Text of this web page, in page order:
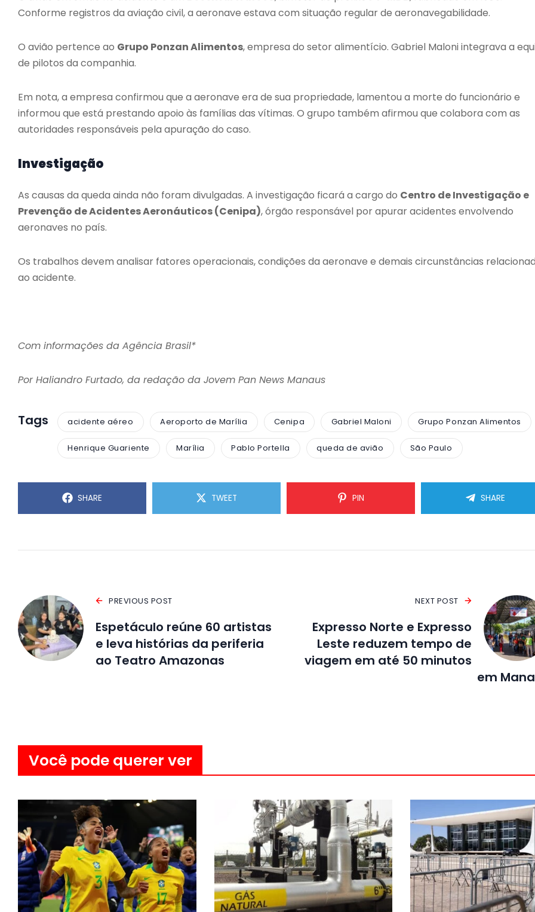
Conforme registros da aviação civil, a aeronave estava com situação regular de aeronavegabilidade.
O avião pertence ao Grupo Ponzan Alimentos, empresa do setor alimentício. Gabriel Maloni integrava a
de pilotos da companhia.
Em nota, a empresa confirmou que a aeronave era de sua propriedade, lamentou a morte do funcionário e
informou que está prestando apoio às famílias das vítimas. O grupo também afirmou que colabora com as
autoridades responsáveis pela apuração do caso.
Investigação
As causas da queda ainda não foram divulgadas. A investigação ficará a cargo do Centro de Investigação e
Prevenção de Acidentes Aeronáuticos (Cenipa), órgão responsável por apurar acidentes envolvendo
aeronaves no país.
Os trabalhos devem analisar fatores operacionais, condições da aeronave e demais circunstâncias
ao acidente.
Com informações da Agência Brasil*
Por Haliandro Furtado, da redação da Jovem Pan News Manaus
Tags acidente aéreo Aeroporto de Marília Cenipa Gabriel Maloni Grupo Ponzan Alimentos
Henrique Guariente Marília Pablo Portella queda de avião São Paulo
SHARE TWEET PIN SHARE
PREVIOUS POST
Espetáculo reúne 60 artistas
e leva histórias da periferia
ao Teatro Amazonas
NEXT POST
Expresso Norte e Expresso
Leste reduzem tempo de
viagem em até 50 minutos
em
Você pode querer ver